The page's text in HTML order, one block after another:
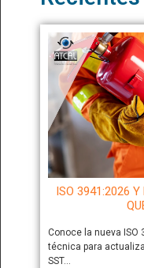
ISO 3941:2026
Conoce la nueva ISO
técnica para
SST…